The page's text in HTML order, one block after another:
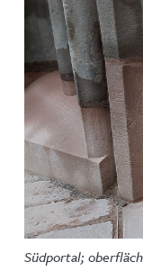
Südportal;